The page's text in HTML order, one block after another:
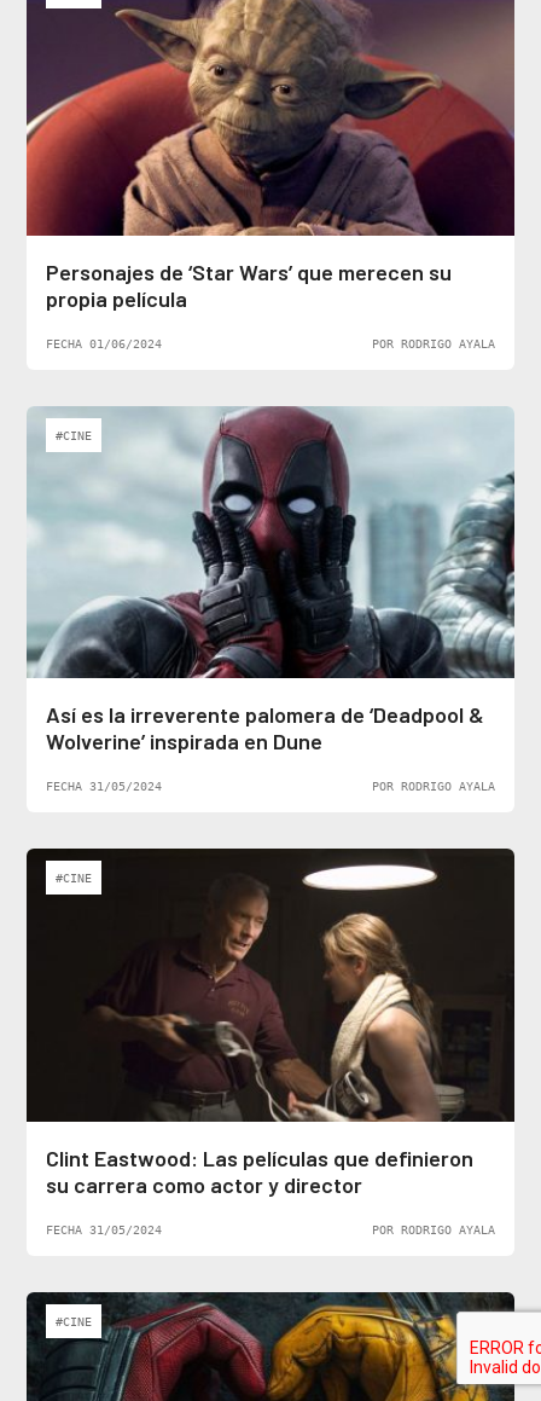
Personajes de ‘Star Wars’ que merecen su
propia película
FECHA 01/06/2024 POR RODRIGO AYALA
#CINE
Así es la irreverente palomera de ‘Deadpool &
Wolverine’ inspirada en Dune
FECHA 31/05/2024 POR RODRIGO AYALA
#CINE
Clint Eastwood: Las películas que definieron
su carrera como actor y director
FECHA 31/05/2024 POR RODRIGO AYALA
#CINE